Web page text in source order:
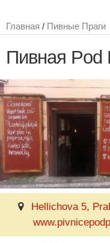
Главная / Пивные Праги
Пивная Pod
Hellichova 5,